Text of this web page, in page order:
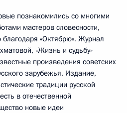
познакомились со многими
мастеров словесности,
благодаря «Октябрю». Журнал
«Жизнь и судьбу»
произведения советских
зарубежья. Издание,
традиции русской
в отечественной
новые идеи